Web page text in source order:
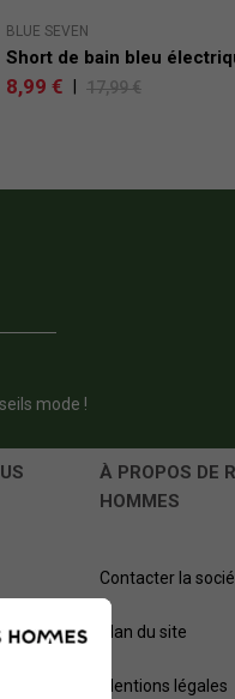
BLUE SEVEN
Short de bain bleu
8,99 € 17,99 €
mode !
À PROPOS DE
HOMMES
Contacter la
Plan du site
Mentions légales